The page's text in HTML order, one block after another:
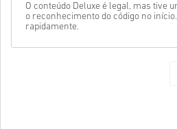
O conteúdo Deluxe é legal, mas tive
o reconhecimento do código no
rapidamente.